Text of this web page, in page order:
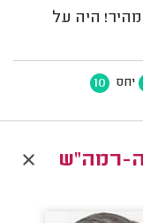
היה על
יחס 10
רמה"ש